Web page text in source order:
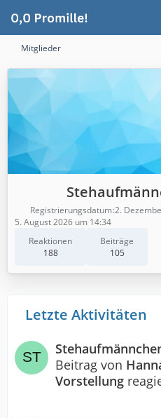
Mitglieder
Reaktionen
188
Beiträge
105
Registrierungsdatum 2.
5. August 2026 um 14:34
Letzte Aktivitäten
Beitrag von
Vorstellung